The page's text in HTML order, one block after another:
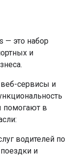
— это набор
и
веб-сервисы и
помогают в
водителей по
и